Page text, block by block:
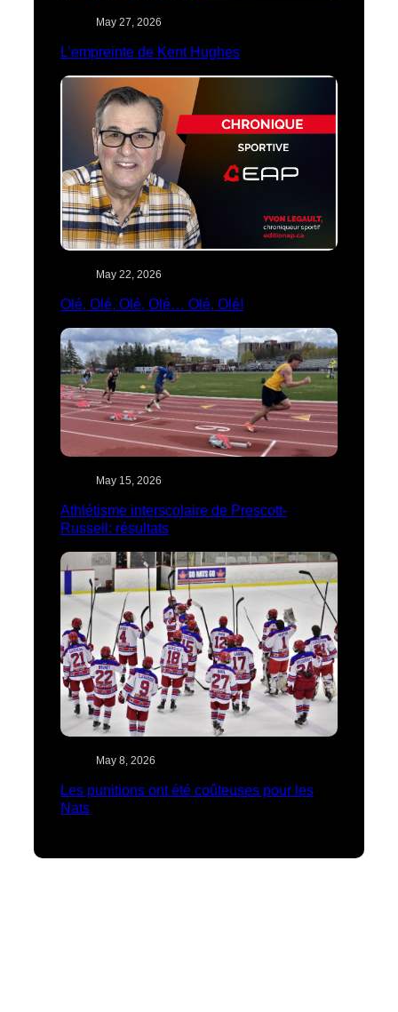
May 27, 2026
L’empreinte de Kent Hughes
May 22, 2026
Olé, Olé, Olé, Olé… Olé, Olé!
May 15, 2026
Athlétisme interscolaire de Prescott-
Russell: résultats
May 8, 2026
Les punitions ont été coûteuses pour les
Nats